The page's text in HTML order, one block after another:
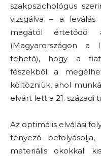
szakpszichológus
vizsgálva – a
magától értetődő:
(Magyarországon a
tehető), hogy a
fészekből a
költözniük, ahol
elvárt lett a 21. századi
Az optimális elválási
tényező
materiális okokkal: